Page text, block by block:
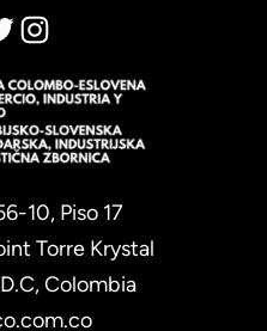
Instagram
10, Piso 17
Torre Krystal
Colombia